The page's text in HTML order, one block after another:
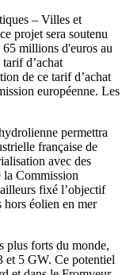
– Villes et
projet sera soutenu
millions d'euros au
d’achat
de ce tarif d’achat
européenne. Les
permettra
française de
avec des
la Commission
fixé l’objectif
hors éolien en mer
plus forts du monde,
et 5 GW. Ce potentiel